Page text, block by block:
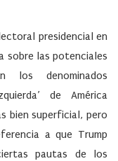
presidencial en
sobre las potenciales
los denominados
de América
bien superficial, pero
a que Trump
pautas de los